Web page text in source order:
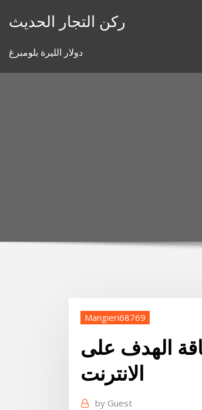
ركن التجار الحديث
دولار الليرة بلومبرغ
Mangieri68769
الهدف على
الانترنت
by Guest